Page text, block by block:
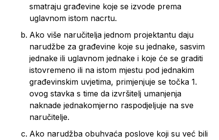
smatraju građevine koje se izvode prema
uglavnom istom nacrtu.
Ako više naručitelja jednom projektantu daju
narudžbe za građevine koje su jednake, sasvim
jednake ili uglavnom jednake i koje će se graditi
istovremeno ili na istom mjestu pod jednakim
građevinskim uvjetima, primjenjuje se točka 1.
ovog stavka s time da izvršitelj umanjenja
naknade jednakomjerno raspodjeljuje na sve
naručitelje.
Ako narudžba obuhvaća poslove koji su već bili